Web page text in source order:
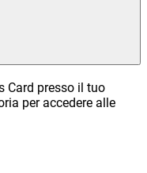
Card presso il tuo
per accedere alle